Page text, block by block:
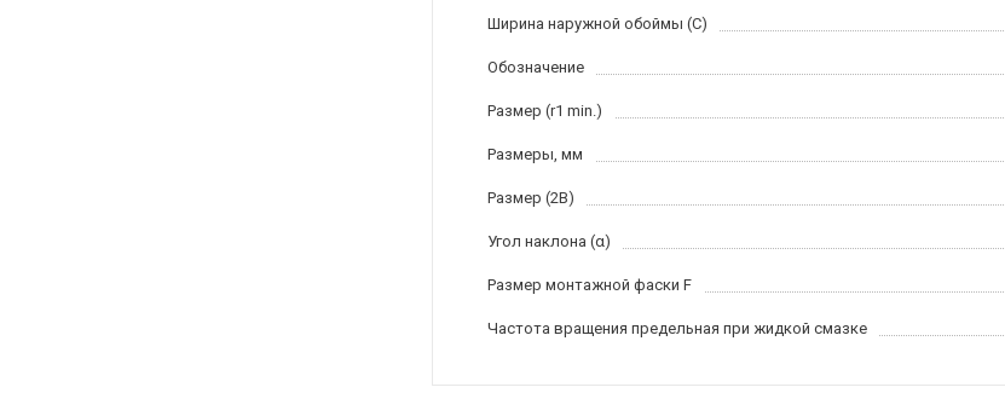
Ширина наружной обоймы (C)
Обозначение
Размер (r1 min.)
Размеры, мм
Размер (2B)
Угол наклона (α)
Размер монтажной фаски F
Частота вращения предельная при жидкой смазке